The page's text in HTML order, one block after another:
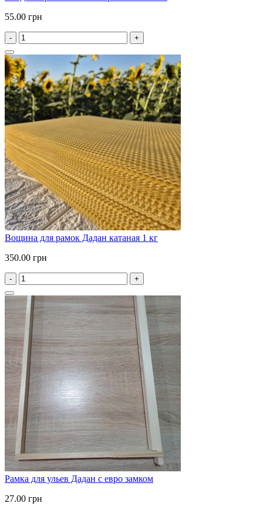
55.00 грн
- +
Вощина для рамок Дадан катаная 1 кг
350.00 грн
- +
Рамка для ульев Дадан с евро замком
27.00 грн